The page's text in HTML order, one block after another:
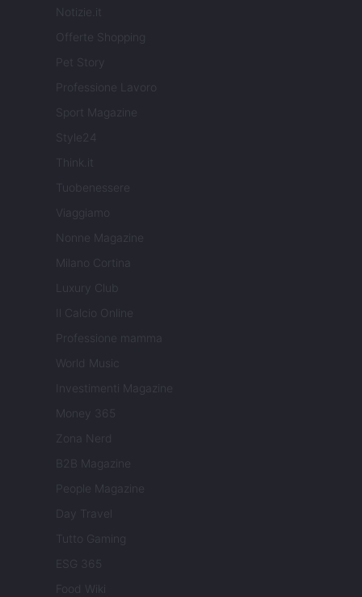
Notizie.it
Offerte Shopping
Pet Story
Professione Lavoro
Sport Magazine
Style24
Think.it
Tuobenessere
Viaggiamo
Nonne Magazine
Milano Cortina
Luxury Club
Il Calcio Online
Professione mamma
World Music
Investimenti Magazine
Money 365
Zona Nerd
B2B Magazine
People Magazine
Day Travel
Tutto Gaming
ESG 365
Food Wiki